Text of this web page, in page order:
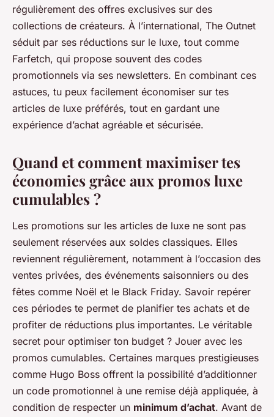
régulièrement des offres exclusives sur des
collections de créateurs. À l’international, The Outnet
séduit par ses réductions sur le luxe, tout comme
Farfetch, qui propose souvent des codes
promotionnels via ses newsletters. En combinant ces
astuces, tu peux facilement économiser sur tes
articles de luxe préférés, tout en gardant une
expérience d’achat agréable et sécurisée.
Quand et comment maximiser tes
économies grâce aux promos luxe
cumulables ?
Les promotions sur les articles de luxe ne sont pas
seulement réservées aux soldes classiques. Elles
reviennent régulièrement, notamment à l’occasion des
ventes privées, des événements saisonniers ou des
fêtes comme Noël et le Black Friday. Savoir repérer
ces périodes te permet de planifier tes achats et de
profiter de réductions plus importantes. Le véritable
secret pour optimiser ton budget ? Jouer avec les
promos cumulables. Certaines marques prestigieuses
comme Hugo Boss offrent la possibilité d’additionner
un code promotionnel à une remise déjà appliquée, à
condition de respecter un minimum d’achat. Avant de